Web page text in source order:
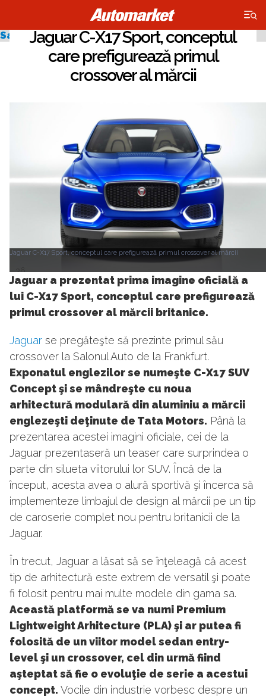
×
Salonul Auto de la Frankfurt 2013
Jaguar C-X17 Sport, conceptul
care prefigurează primul
crossover al mărcii
Jaguar C-X17 Sport, conceptul care prefigurează primul crossover al mărcii
36
Jaguar a prezentat prima imagine oficială a
lui C-X17 Sport, conceptul care prefigurează
primul crossover al mărcii britanice.
Jaguar se pregăteşte să prezinte primul său
crossover la Salonul Auto de la Frankfurt.
Exponatul englezilor se numeşte C-X17 SUV
Concept şi se mândreşte cu noua
arhitectură modulară din aluminiu a mărcii
englezeşti deţinute de Tata Motors. Până la
prezentarea acestei imagini oficiale, cei de la
Jaguar prezentaseră un teaser care surprindea o
parte din silueta viitorului lor SUV. Încă de la
început, acesta avea o alură sportivă şi încerca să
implementeze limbajul de design al mărcii pe un tip
de caroserie complet nou pentru britanicii de la
Jaguar.
În trecut, Jaguar a lăsat să se înţeleagă că acest
tip de arhitectură este extrem de versatil şi poate
fi folosit pentru mai multe modele din gama sa.
Această platformă se va numi Premium
Lightweight Arhitecture (PLA) şi ar putea fi
folosită de un viitor model sedan entry-
level şi un crossover, cel din urmă fiind
aşteptat să fie o evoluţie de serie a acestui
concept. Vocile din industrie vorbesc despre un